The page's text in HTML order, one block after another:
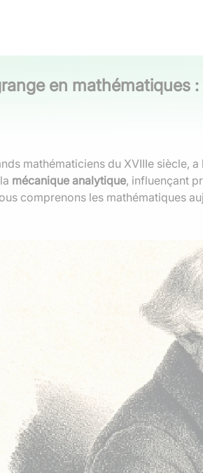
en mathématiques
mathématiciens du XVIIIe siècle,
mécanique analytique, influençant
comprenons les mathématiques